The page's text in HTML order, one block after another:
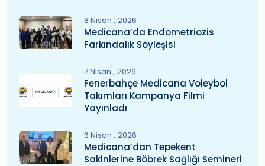
8 Nisan 2026
Medicana’da Endometriozis
Farkındalık Söyleşisi
7 Nisan 2026
Fenerbahçe Medicana Voleybol
Takımları Kampanya Filmi
Yayınladı
6 Nisan 2026
Medicana’dan Tepekent
Sakinlerine Böbrek Sağlığı Semineri